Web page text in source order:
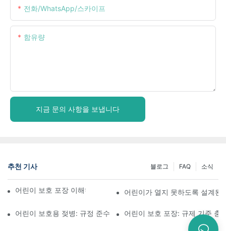
전화/WhatsApp/스카이프
함유량
지금 문의 사항을 보냅니다
추천 기사 소식
FAQ
블로그
어린이 보호 포장 이해하기: 어린이의 안전 확보어린이가 열지 못하도록 설계된
어린이 보호용 젖병: 규정 준수를 위해 알아야 할 사항
어린이 보호 포장: 규제 기준 충